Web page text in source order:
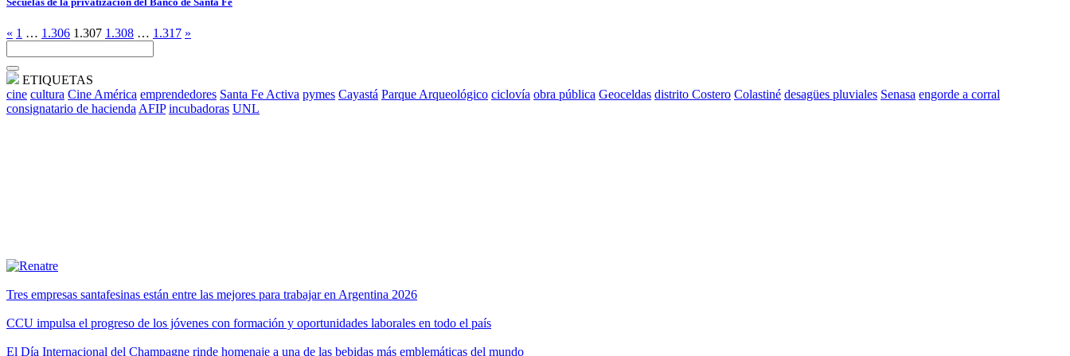
« 1 … 1.306 1.307 1.308 … 1.317 »
ETIQUETAS
cine cultura Cine América emprendedores Santa Fe Activa pymes Cayastá Parque Arqueológico ciclovía obra pública Geoceldas distrito Costero Colastiné desagües pluviales Senasa engorde a corral
consignatario de hacienda AFIP incubadoras UNL
Tres empresas santafesinas están entre las mejores para trabajar en Argentina 2026
CCU impulsa el progreso de los jóvenes con formación y oportunidades laborales en todo el país
El Día Internacional del Champagne rinde homenaje a una de las bebidas más emblemáticas del mundo